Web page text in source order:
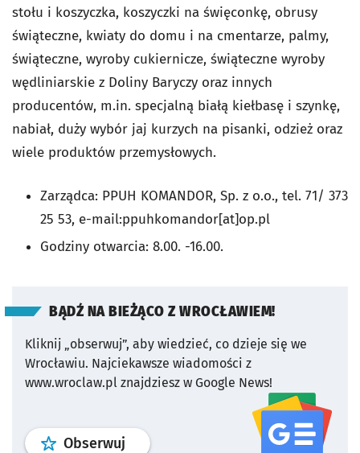
stołu i koszyczka, koszyczki na święconkę, obrusy
świąteczne, kwiaty do domu i na cmentarze, palmy,
świąteczne, wyroby cukiernicze, świąteczne wyroby
wędliniarskie z Doliny Baryczy oraz innych
producentów, m.in. specjalną białą kiełbasę i szynkę,
nabiał, duży wybór jaj kurzych na pisanki, odzież oraz
wiele produktów przemysłowych.
Zarządca: PPUH KOMANDOR, Sp. z o.o., tel. 71/ 373
25 53, e-mail:ppuhkomandor[at]op.pl
Godziny otwarcia: 8.00. -16.00.
BĄDŹ NA BIEŻĄCO Z WROCŁAWIEM!
Kliknij „obserwuj”, aby wiedzieć, co dzieje się we
Wrocławiu. Najciekawsze wiadomości z
www.wroclaw.pl znajdziesz w Google News!
Obserwuj profil serwisu